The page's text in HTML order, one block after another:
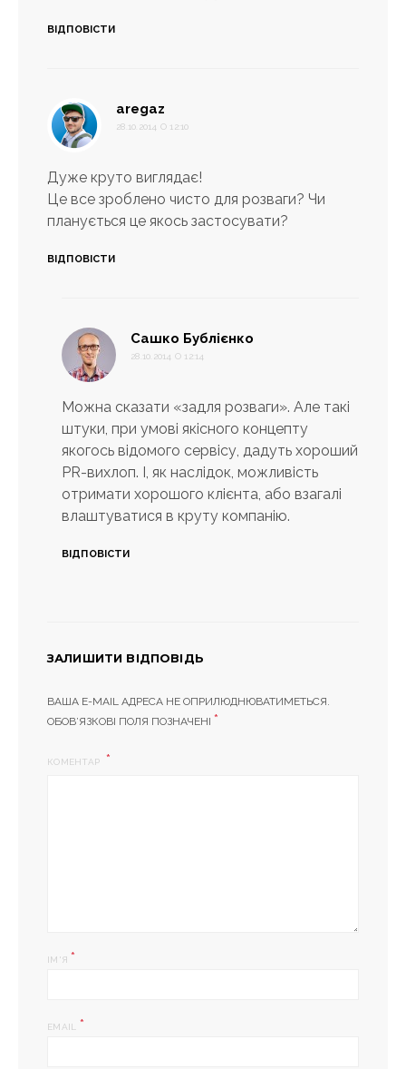
ВІДПОВІСТИ
aregaz
28.10.2014 О 12:10
Дуже круто виглядає!
Це все зроблено чисто для розваги? Чи
планується це якось застосувати?
ВІДПОВІСТИ
Сашко Бублієнко
28.10.2014 О 12:14
Можна сказати «задля розваги». Але такі
штуки, при умові якісного концепту
якогось відомого сервісу, дадуть хороший
PR-вихлоп. І, як наслідок, можливість
отримати хорошого клієнта, або взагалі
влаштуватися в круту компанію.
ВІДПОВІСТИ
ЗАЛИШИТИ ВІДПОВІДЬ
ВАША E-MAIL АДРЕСА НЕ ОПРИЛЮДНЮВАТИМЕТЬСЯ.
ОБОВ’ЯЗКОВІ ПОЛЯ ПОЗНАЧЕНІ *
КОМЕНТАР
ІМ'Я *
EMAIL *